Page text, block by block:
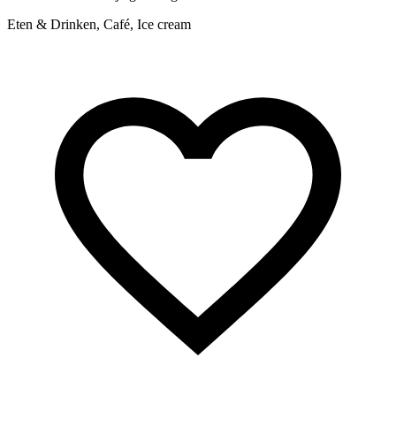
Eten & Drinken, Café, Ice cream